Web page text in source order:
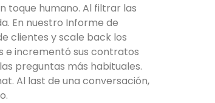
toque humano. Al filtrar las
En nuestro Informe de
clientes y scale back los
e incrementó sus contratos
preguntas más habituales.
Al last de una conversación,